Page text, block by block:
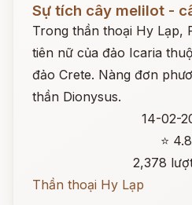
Sự tích cây melilot -
Trong thần thoại Hy Lạp,
tiên nữ của đảo Icaria
đảo Crete. Nàng đơn
thần Dionysus.
14-02-
⭐ 4.8
2,378
Thần thoại Hy Lạp